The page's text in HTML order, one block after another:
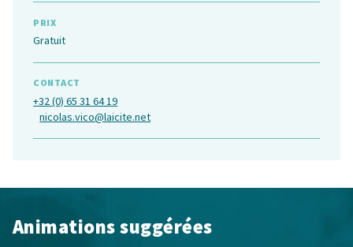
PRIX
Gratuit
CONTACT
+32 (0) 65 31 64 19
nicolas.vico@laicite.net
Animations suggérées